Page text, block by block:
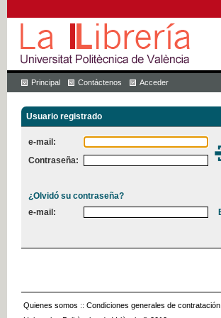
Principal Contáctenos Acceder
Usuario registrado
e-mail:
Contraseña:
¿Olvidó su contraseña?
e-mail:
Quienes somos :: Condiciones generales de contratación